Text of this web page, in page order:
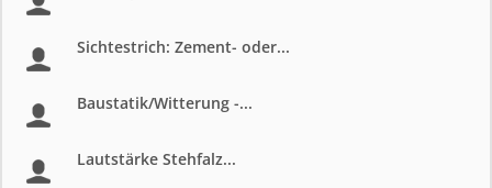
Sichtestrich: Zement- oder...
Baustatik/Witterung -...
Lautstärke Stehfalz...